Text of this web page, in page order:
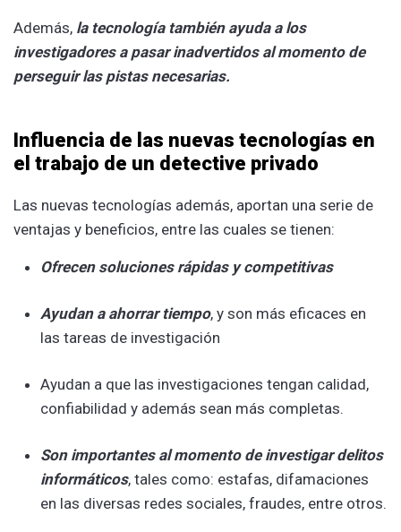
Además, la tecnología también ayuda a los
investigadores a pasar inadvertidos al momento de
perseguir las pistas necesarias.
Influencia de las nuevas tecnologías en
el trabajo de un detective privado
Las nuevas tecnologías además, aportan una serie de
ventajas y beneficios, entre las cuales se tienen:
Ofrecen soluciones rápidas y competitivas
Ayudan a ahorrar tiempo, y son más eficaces en
las tareas de investigación
Ayudan a que las investigaciones tengan calidad,
confiabilidad y además sean más completas.
Son importantes al momento de investigar delitos
informáticos, tales como: estafas, difamaciones
en las diversas redes sociales, fraudes, entre otros.